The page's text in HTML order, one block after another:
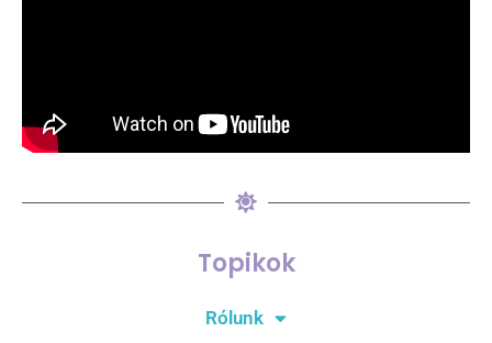
Topikok
Rólunk